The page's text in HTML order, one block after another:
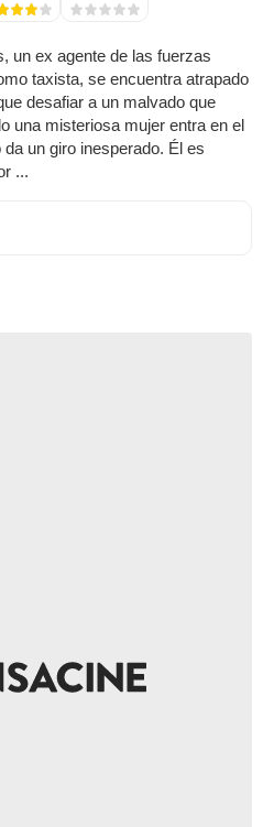
un ex agente de las fuerzas
taxista, se encuentra atrapado
desafiar a un malvado que
una misteriosa mujer entra en el
un giro inesperado. Él es
...